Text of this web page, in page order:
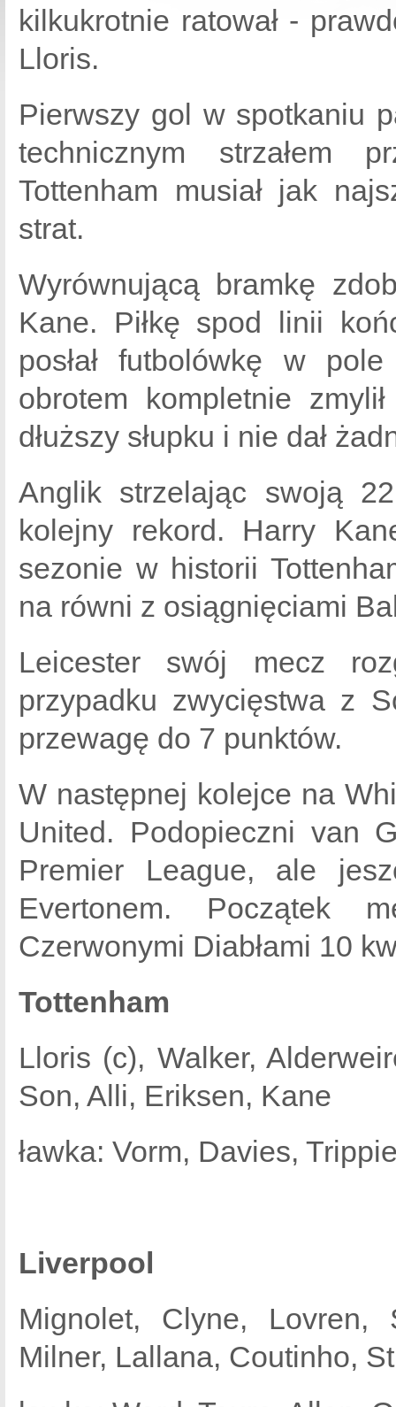
kilkukrotnie ratował -
Lloris.
Pierwszy gol w spotkaniu
technicznym strzałem
Tottenham musiał jak
strat.
Wyrównującą bramkę
Kane. Piłkę spod linii
posłał futbolówkę w
obrotem kompletnie
dłuższy słupku i nie dał
Anglik strzelając swoją
kolejny rekord. Harry
sezonie w historii
na równi z osiągnięciami
Leicester swój mecz
przypadku zwycięstwa z
przewagę do 7 punktów.
W następnej kolejce na
United. Podopieczni van
Premier League, ale
Evertonem. Początek
Czerwonymi Diabłami 10
Tottenham
Lloris (c), Walker,
Son, Alli, Eriksen, Kane
ławka: Vorm, Davies,
Liverpool
Mignolet, Clyne, Lovren,
Milner, Lallana, Coutinho,